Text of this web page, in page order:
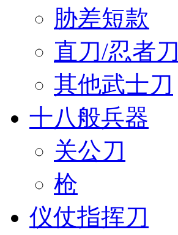
胁差短款
直刀/忍者刀
其他武士刀
十八般兵器
关公刀
枪
仪仗指挥刀